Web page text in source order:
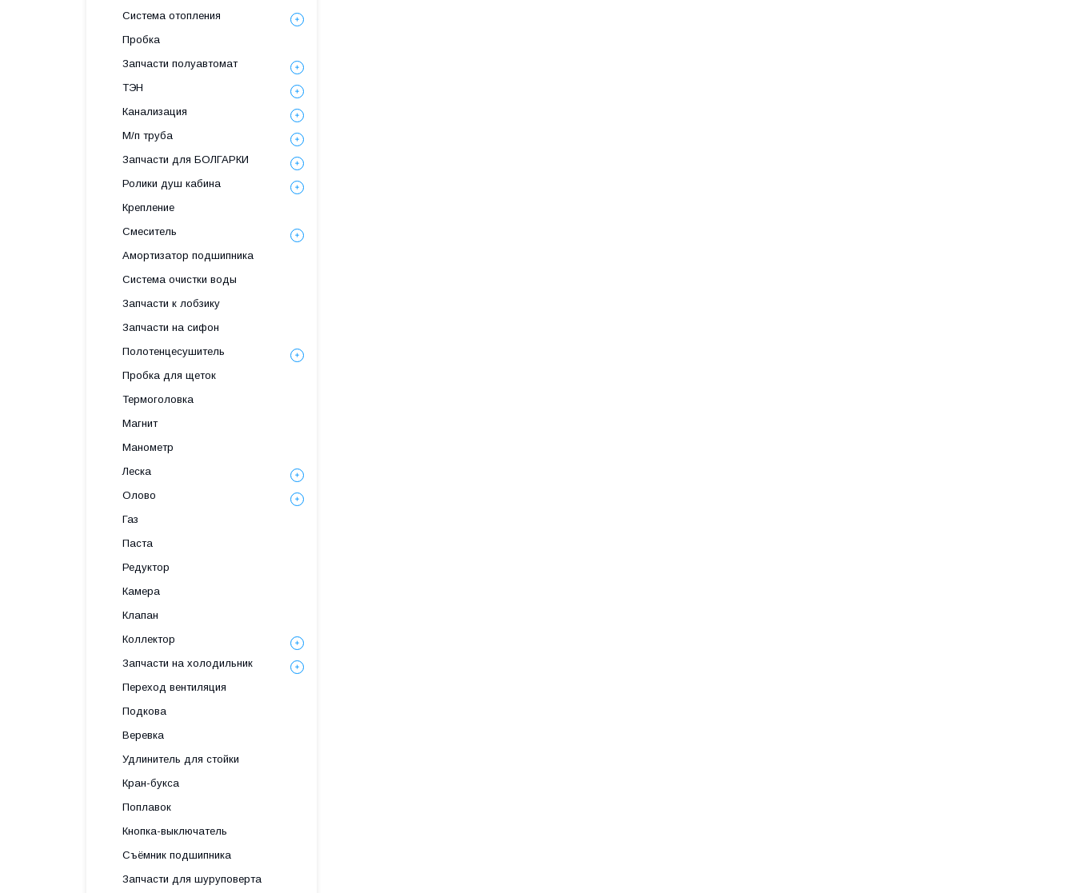
Система отопления
Пробка
Запчасти полуавтомат
ТЭН
Канализация
М/п труба
Запчасти для БОЛГАРКИ
Ролики душ кабина
Крепление
Смеситель
Амортизатор подшипника
Система очистки воды
Запчасти к лобзику
Запчасти на сифон
Полотенцесушитель
Пробка для щеток
Термоголовка
Магнит
Манометр
Леска
Олово
Газ
Паста
Редуктор
Камера
Клапан
Коллектор
Запчасти на холодильник
Переход вентиляция
Подкова
Веревка
Удлинитель для стойки
Кран-букса
Поплавок
Кнопка-выключатель
Съёмник подшипника
Запчасти для шуруповерта